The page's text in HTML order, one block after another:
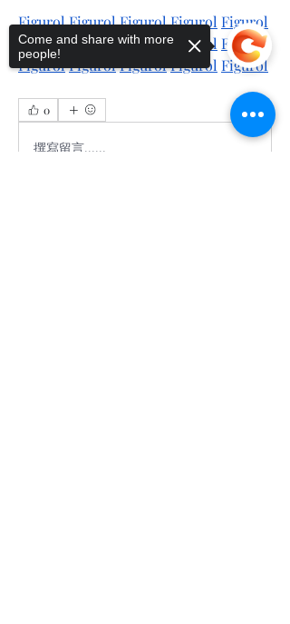
FigurolFigurolFigurolFigurol Figurol
FigurolFigurol FigurolFigurol Figurol
FigurolFigurolFigurolFigurol Figurol
0
撰寫留言......
Come and share with more
people!